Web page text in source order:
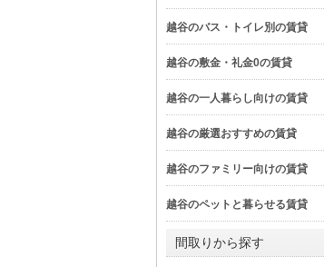
越谷のバス・トイレ別の賃貸
越谷の敷金・礼金0の賃貸
越谷の一人暮らし向けの賃貸
越谷の厳選おすすめの賃貸
越谷のファミリー向けの賃貸
越谷のペットと暮らせる賃貸
間取りから探す